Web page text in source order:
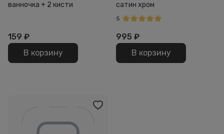
ванночка + 2 кисти
159 ₽
В корзину
сатин хром
5
995 ₽
В корзину